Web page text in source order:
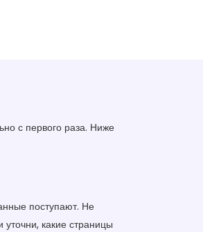
с первого раза. Ниже
поступают. Не
какие страницы